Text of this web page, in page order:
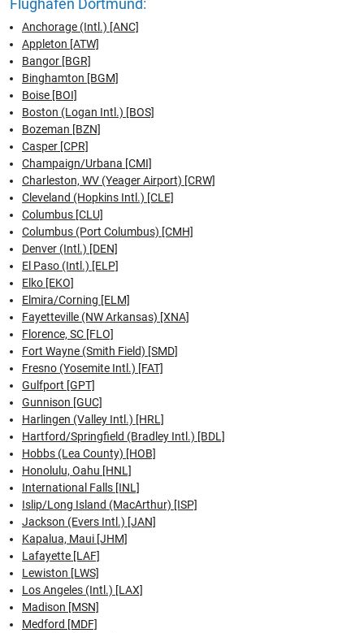
Flughafen Dortmund:
Anchorage (Intl.) [ANC]
Appleton [ATW]
Bangor [BGR]
Binghamton [BGM]
Boise [BOI]
Boston (Logan Intl.) [BOS]
Bozeman [BZN]
Casper [CPR]
Champaign/Urbana [CMI]
Charleston, WV (Yeager Airport) [CRW]
Cleveland (Hopkins Intl.) [CLE]
Columbus [CLU]
Columbus (Port Columbus) [CMH]
Denver (Intl.) [DEN]
El Paso (Intl.) [ELP]
Elko [EKO]
Elmira/Corning [ELM]
Fayetteville (NW Arkansas) [XNA]
Florence, SC [FLO]
Fort Wayne (Smith Field) [SMD]
Fresno (Yosemite Intl.) [FAT]
Gulfport [GPT]
Gunnison [GUC]
Harlingen (Valley Intl.) [HRL]
Hartford/Springfield (Bradley Intl.) [BDL]
Hobbs (Lea County) [HOB]
Honolulu, Oahu [HNL]
International Falls [INL]
Islip/Long Island (MacArthur) [ISP]
Jackson (Evers Intl.) [JAN]
Kapalua, Maui [JHM]
Lafayette [LAF]
Lewiston [LWS]
Los Angeles (Intl.) [LAX]
Madison [MSN]
Medford [MDF]